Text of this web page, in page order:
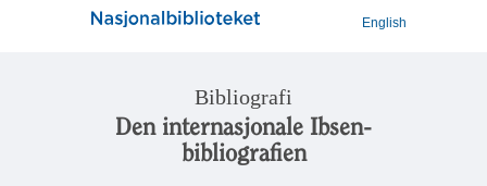
English
Bibliografi
Den internasjonale Ibsen-
bibliografien